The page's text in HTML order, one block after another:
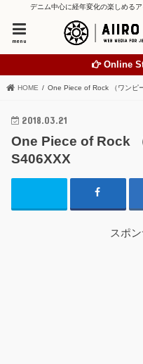
デニム中心に経年変化の楽しめる
menu
Online
HOME One Piece of Rock （ワンピ
2018.03.21
One Piece of Rock
S406XXX
スポ